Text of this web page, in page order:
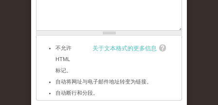
关于文本格式的更多信息
不允许
HTML
标记。
自动将网址与电子邮件地址转变为链接。
自动断行和分段。